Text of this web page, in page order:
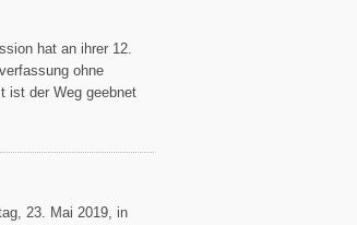
hat an ihrer 12.
ohne
ist der Weg geebnet
23. Mai 2019, in